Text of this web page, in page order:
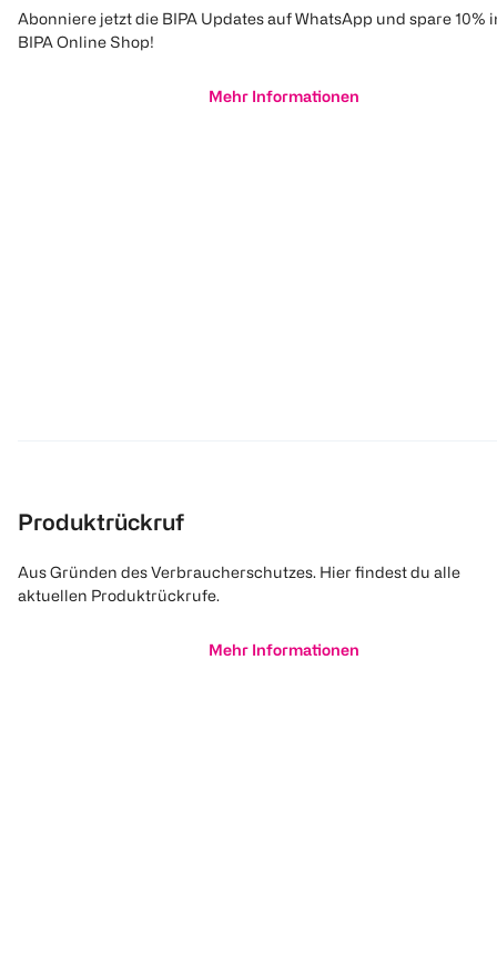
Abonniere jetzt die BIPA Updates auf WhatsApp und spare 10%
BIPA Online Shop!
Mehr Informationen
Produktrückruf
Aus Gründen des Verbraucherschutzes. Hier findest du alle
aktuellen Produktrückrufe.
Mehr Informationen